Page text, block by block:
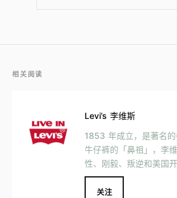
相关阅读
Levi’s 李维斯
1853 年成立，是著名
牛仔裤的「鼻祖」，李
性、刚毅、叛逆和美国开
关注